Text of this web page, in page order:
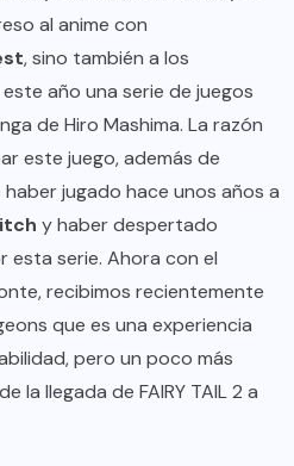
al anime con
, sino también a los
año una serie de juegos
de Hiro Mashima. La razón
este juego, además de
jugado hace unos años a
y haber despertado
esta serie. Ahora con el
recibimos recientemente
que es una experiencia
pero un poco más
la llegada de FAIRY TAIL 2 a